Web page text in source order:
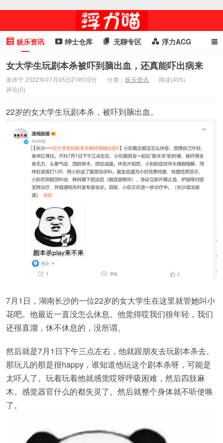
娱乐资讯 绅士仓库 无聊专区 浮力ACG
浮力GIF 明星头条 浮力资讯 头条女神 萌妹专区
cosplay
女大学生玩剧本杀被吓到脑出血，还真能吓出病来
发布于 2022年07月05日21时03分 分类： 娱乐资讯
阅读(405)
评论(0)
22岁的女大学生玩剧本杀，被吓到脑出血。
7月1日，湖南长沙的一位22岁的女大学生在这里就管她叫小
花吧。他最近一直没怎么休息。他觉得哎我们很年轻，我们
还很直溜，休不休息的，没所谓。
然后就是7月1日下午三点左右，他就跟朋友去玩剧本杀去。
那玩儿的那是很happy，谁知道他玩这个剧本杀呀，可能是
太吓人了。玩着玩着他就感觉哎呀呼吸困难，然后四肢麻
木。感觉器官什么的都失灵了。然后就整个身体就不听使唤
了。